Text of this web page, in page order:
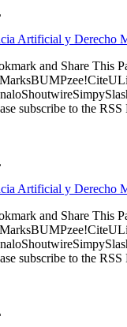
Artificial y Derecho
and Share This
subscribe to the
Artificial y Derecho
and Share This
subscribe to the